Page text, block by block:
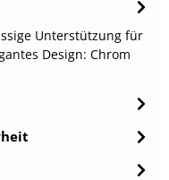
Unterstützung für
Design: Chrom